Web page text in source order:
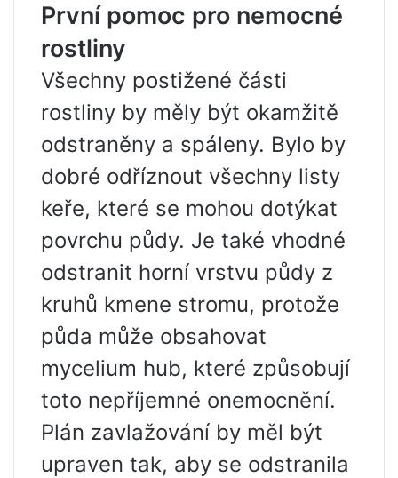
První pomoc pro nemocné
rostliny
Všechny postižené části
rostliny by měly být okamžitě
odstraněny a spáleny. Bylo by
dobré odříznout všechny listy
keře, které se mohou dotýkat
povrchu půdy. Je také vhodné
odstranit horní vrstvu půdy z
kruhů kmene stromu, protože
půda může obsahovat
mycelium hub, které způsobují
toto nepříjemné onemocnění.
Plán zavlažování by měl být
upraven tak, aby se odstranila